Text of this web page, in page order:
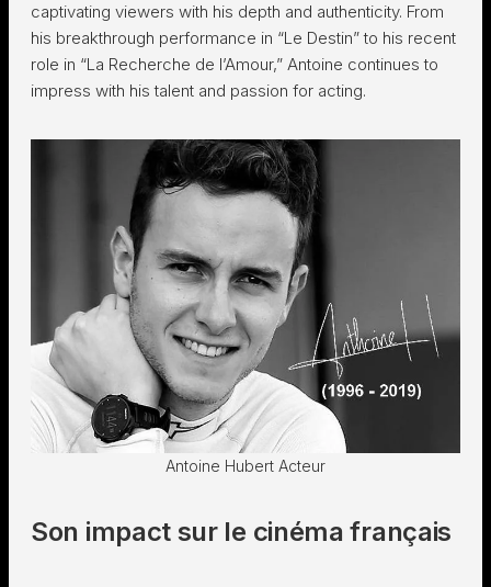
captivating viewers with his depth and authenticity. From
his breakthrough performance in “Le Destin” to his recent
role in “La Recherche de l’Amour,” Antoine continues to
impress with his talent and passion for acting.
Antoine Hubert Acteur
Son impact sur le cinéma français